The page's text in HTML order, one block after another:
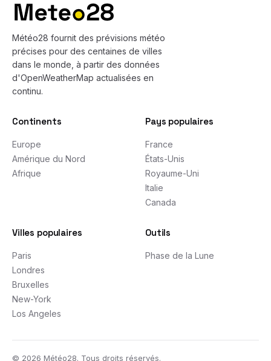
Météo28 fournit des prévisions météo
précises pour des centaines de villes
dans le monde, à partir des données
d'OpenWeatherMap actualisées en
continu.
Continents
Europe
Amérique du Nord
Afrique
Pays populaires
France
États-Unis
Royaume-Uni
Italie
Canada
Villes populaires
Paris
Londres
Bruxelles
New-York
Los Angeles
Outils
Phase de la Lune
© 2026 Météo28. Tous droits réservés.